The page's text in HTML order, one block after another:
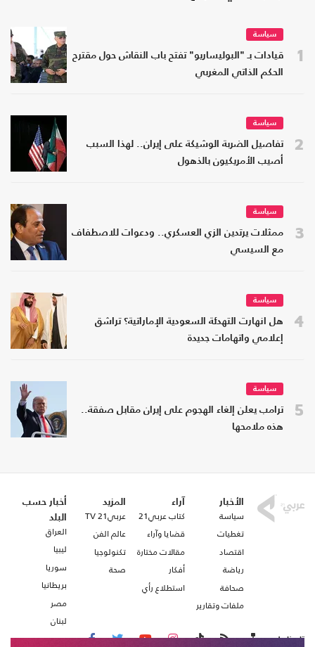
1
سياسة
قيادات بـ "البوليساريو" تفتح باب النقاش حول مقترح
الحكم الذاتي المغربي
2
سياسة
تفاصيل الضربة الوشيكة على إيران.. لهذا السبب
أصيب الأمريكيون بالذهول
3
سياسة
ممثلات يرتدين الزي العسكري.. ودعوات للاصطفاف
مع السيسي
4
سياسة
هل انهارت التهدئة السعودية الإماراتية؟ تراشق
إعلامي واتهامات جديدة
5
سياسة
ترامب يعلن إلغاء الهجوم على إيران مقابل صفقة..
هذه ملامحها
الأخبار
سياسة
تغطيات
اقتصاد
رياضة
صحافة
ملفات وتقارير
آراء
كتاب عربي21
قضايا وآراء
مقالات مختارة
أفكار
استطلاع رأي
المزيد
عربي21 TV
عالم الفن
تكنولوجيا
صحة
أخبار حسب
البلد
العراق
ليبيا
سوريا
بريطانيا
مصر
لبنان
تابعنا على